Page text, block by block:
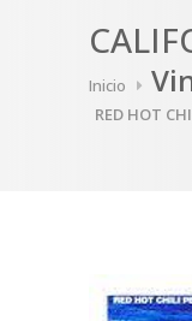
Inicio
RED HOT